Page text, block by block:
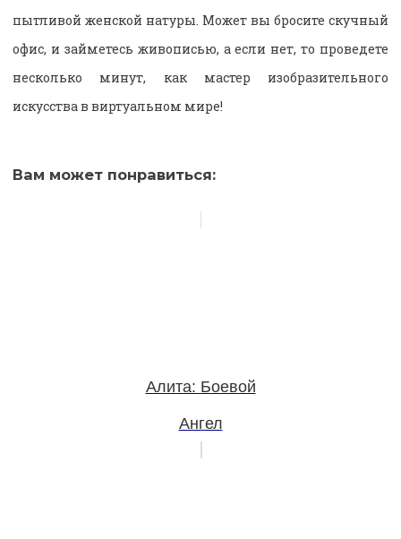
пытливой женской натуры. Может вы бросите скучный
офис, и займетесь живописью, а если нет, то проведете
несколько минут, как мастер изобразительного
искусства в виртуальном мире!
Вам может понравиться:
Алита: Боевой
Ангел